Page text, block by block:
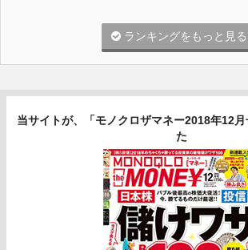
ランキングをもっと見る
当サイトが、「モノクロザマネー2018年12
た